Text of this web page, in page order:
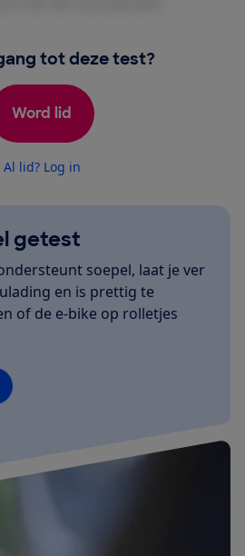
tot deze test?
Word lid
Al lid? Log in
getest
soepel, laat je ver
en is prettig te
of de e-bike op rolletjes